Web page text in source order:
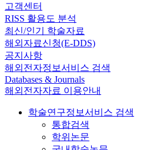
고객센터
RISS 활용도 분석
최신/인기 학술자료
해외자료신청(E-DDS)
공지사항
해외전자정보서비스 검색
Databases & Journals
해외전자자료 이용안내
학술연구정보서비스 검색
통합검색
학위논문